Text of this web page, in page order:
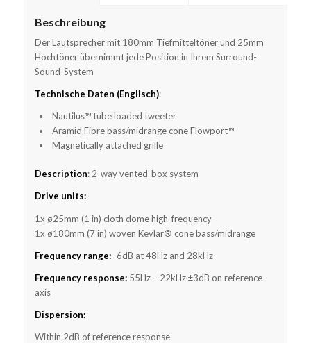
Beschreibung
Der Lautsprecher mit 180mm Tiefmitteltöner und 25mm
Hochtöner übernimmt jede Position in Ihrem Surround-
Sound-System
Technische Daten (Englisch):
Nautilus™ tube loaded tweeter
Aramid Fibre bass/midrange cone Flowport™
Magnetically attached grille
Description: 2-way vented-box system
Drive units:
1x ø25mm (1 in) cloth dome high-frequency
1x ø180mm (7 in) woven Kevlar® cone bass/midrange
Frequency range:-6dB at 48Hz and 28kHz
Frequency response:55Hz – 22kHz ±3dB on reference
axis
Dispersion:
Within 2dB of reference response